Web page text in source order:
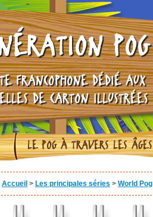
POG
FRANCOPHONE DÉDIÉ AUX
DE CARTON ILLUSTRÉES
LE POG À TRAVERS LES ÂGES
Accueil > Les principales séries > World